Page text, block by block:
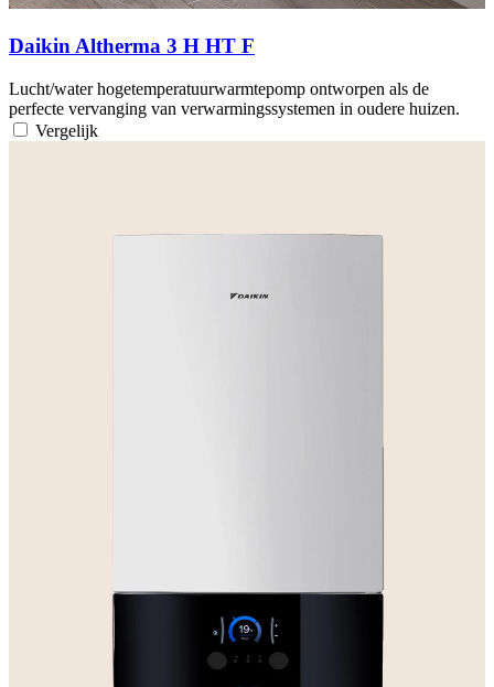
Daikin Altherma 3 H HT F
Lucht/water hogetemperatuurwarmtepomp ontworpen als de
perfecte vervanging van verwarmingssystemen in oudere huizen.
Vergelijk